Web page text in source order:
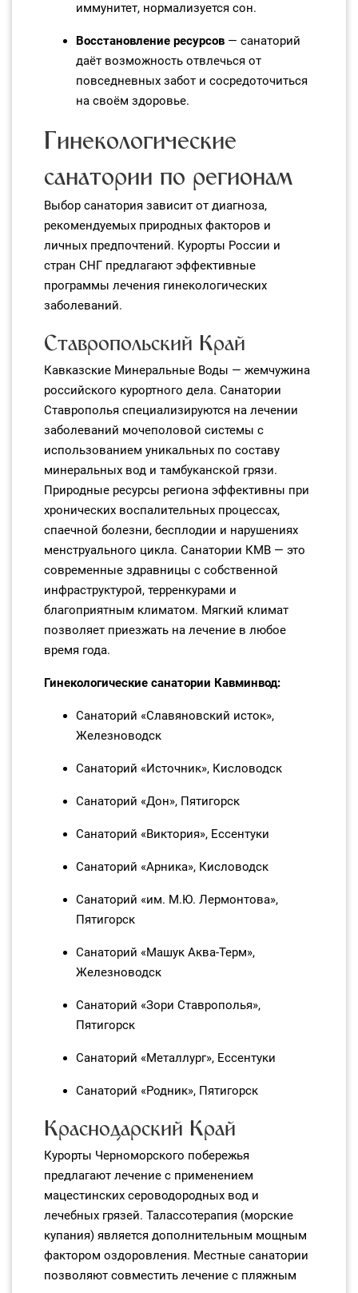
иммунитет, нормализуется сон.
Восстановление ресурсов — санаторий
даёт возможность отвлечься от
повседневных забот и сосредоточиться
на своём здоровье.
Гинекологические
санатории по регионам
Выбор санатория зависит от диагноза,
рекомендуемых природных факторов и
личных предпочтений. Курорты России и
стран СНГ предлагают эффективные
программы лечения гинекологических
заболеваний.
Ставропольский Край
Кавказские Минеральные Воды — жемчужина
российского курортного дела. Санатории
Ставрополья специализируются на лечении
заболеваний мочеполовой системы с
использованием уникальных по составу
минеральных вод и тамбуканской грязи.
Природные ресурсы региона эффективны при
хронических воспалительных процессах,
спаечной болезни, бесплодии и нарушениях
менструального цикла. Санатории КМВ — это
современные здравницы с собственной
инфраструктурой, терренкурами и
благоприятным климатом. Мягкий климат
позволяет приезжать на лечение в любое
время года.
Гинекологические санатории Кавминвод:
Санаторий «Славяновский исток»,
Железноводск
Санаторий «Источник», Кисловодск
Санаторий «Дон», Пятигорск
Санаторий «Виктория», Ессентуки
Санаторий «Арника», Кисловодск
Санаторий «им. М.Ю. Лермонтова»,
Пятигорск
Санаторий «Машук Аква‑Терм»,
Железноводск
Санаторий «Зори Ставрополья»,
Пятигорск
Санаторий «Металлург», Ессентуки
Санаторий «Родник», Пятигорск
Краснодарский Край
Курорты Черноморского побережья
предлагают лечение с применением
мацестинских сероводородных вод и
лечебных грязей. Талассотерапия (морские
купания) является дополнительным мощным
фактором оздоровления. Местные санатории
позволяют совместить лечение с пляжным